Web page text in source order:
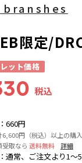
660円
円（税込）以上の購
取なら 送料無料 詳細
： 通常、ご注文より1～
branshes
限定/
ット価格
税込